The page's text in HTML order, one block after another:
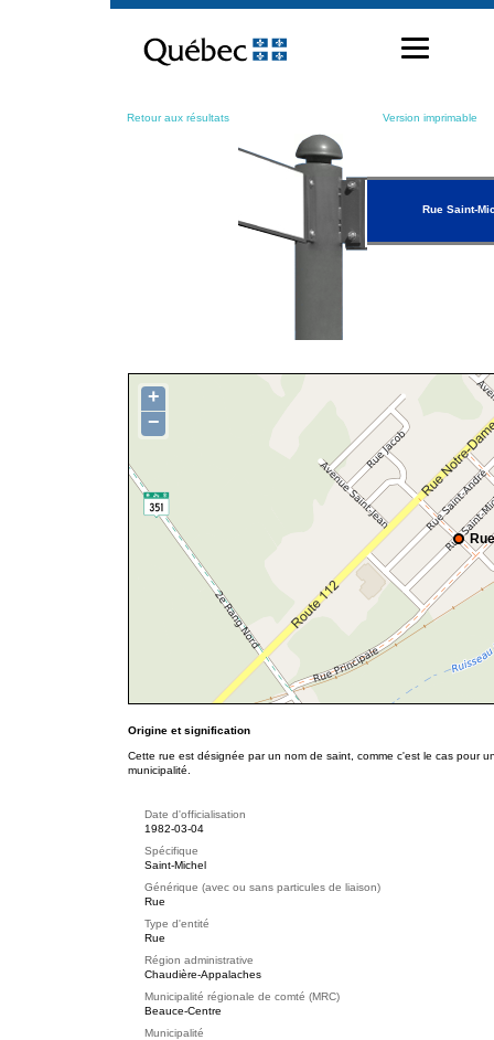
contenu
Retour aux résultats Version imprimable
Rue Saint-
+
−
Origine et signification
Cette rue est désignée par un nom de saint, comme c'est le cas pour
municipalité.
Date d'officialisation
1982-03-04
Spécifique
Saint-Michel
Générique (avec ou sans particules de liaison)
Rue
Type d'entité
Rue
Région administrative
Chaudière-Appalaches
Municipalité régionale de comté (MRC)
Beauce-Centre
Municipalité